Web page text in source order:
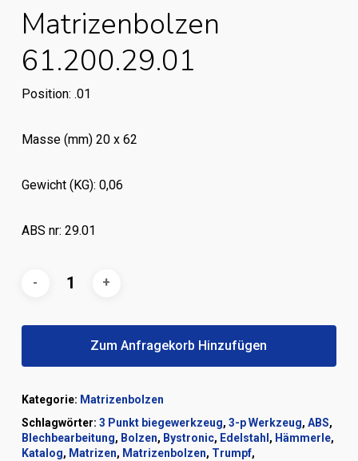
Matrizenbolzen
61.200.29.01
Position: .01
Masse (mm) 20 x 62
Gewicht (KG): 0,06
ABS nr: 29.01
Zum Anfragekorb Hinzufügen
Kategorie: Matrizenbolzen
Schlagwörter: 3 Punkt biegewerkzeug, 3-p Werkzeug, ABS,
Blechbearbeitung, Bolzen, Bystronic, Edelstahl , Hämmerle,
Katalog, Matrizen, Matrizenbolzen, Trumpf,